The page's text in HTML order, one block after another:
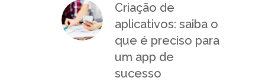
Criação de
aplicativos: saiba o
que é preciso para
um app de
sucesso